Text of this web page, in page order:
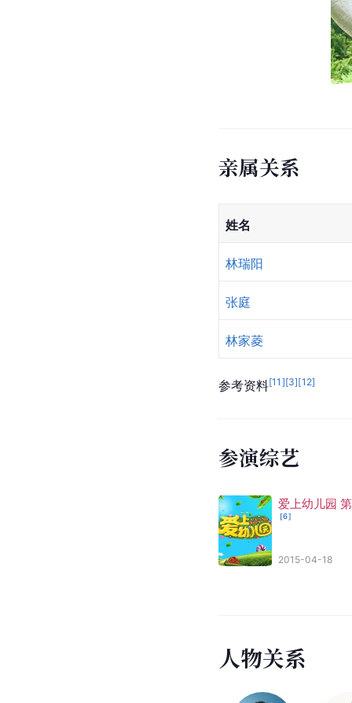
亲属关系
姓名
林瑞阳
张庭
林家菱
参考资料[11 ][3][12]
参演综艺
爱上幼儿园
[6]
2015-04-18
人物关系